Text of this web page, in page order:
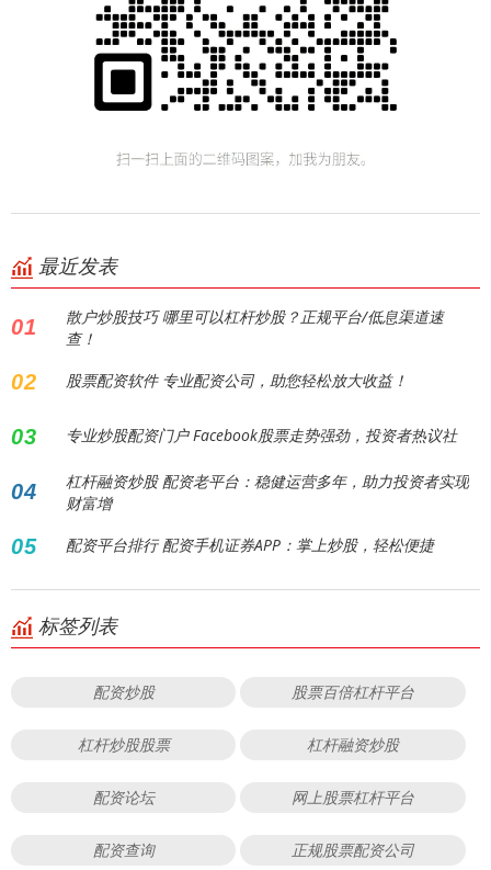
最近发表
01
散户炒股技巧 哪里可以杠杆炒股？正规平台/低息渠道速
查！
02 股票配资软件 专业配资公司，助您轻松放大收益！
03 专业炒股配资门户 Facebook股票走势强劲，投资者热议社
04
杠杆融资炒股 配资老平台：稳健运营多年，助力投资者实现
财富增
05 配资平台排行 配资手机证券APP：掌上炒股，轻松便捷
标签列表
配资炒股 股票百倍杠杆平台
杠杆炒股股票 杠杆融资炒股
配资论坛 网上股票杠杆平台
配资查询 正规股票配资公司